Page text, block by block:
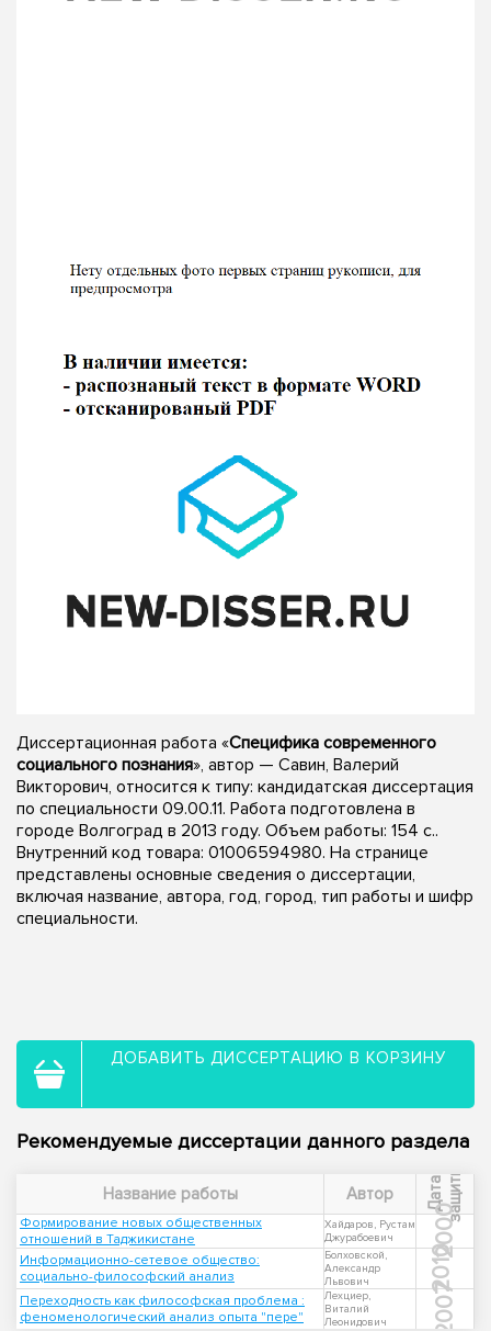
Диссертационная работа «Специфика современного
социального познания», автор — Савин, Валерий
Викторович, относится к типу: кандидатская диссертация
по специальности 09.00.11. Работа подготовлена в
городе Волгоград в 2013 году. Объем работы: 154 с..
Внутренний код товара: 01006594980. На странице
представлены основные сведения о диссертации,
включая название, автора, год, город, тип работы и шифр
специальности.
ДОБАВИТЬ ДИССЕРТАЦИЮ В КОРЗИНУ
Рекомендуемые диссертации данного раздела
Название работы Автор Д
а
т
а
з
а
щ
и
ты
Формирование новых общественных
отношений в Таджикистане
Хайдаров, Рустам
Джурабоевич
2000
Информационно-сетевое общество:
социально-философский анализ
Болховской,
Александр
Львович
2010
Переходность как философская проблема :
феноменологический анализ опыта "пере"
Лехциер,
Виталий
Леонидович
2007